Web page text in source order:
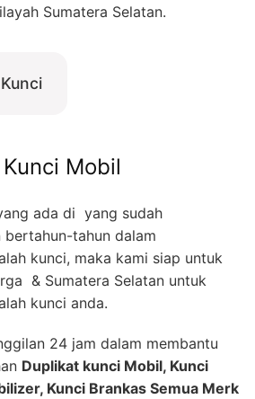
Sumatera Selatan.
Mobil
ada di yang sudah
bertahun-tahun dalam
kunci, maka kami siap untuk
& Sumatera Selatan untuk
kunci anda.
24 jam dalam membantu
Duplikat kunci Mobil, Kunci
Kunci Brankas Semua Merk